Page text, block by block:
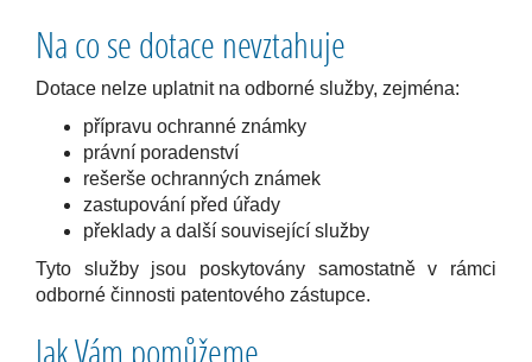
Na co se dotace nevztahuje
Dotace nelze uplatnit na odborné služby, zejména:
přípravu ochranné známky
právní poradenství
rešerše ochranných známek
zastupování před úřady
překlady a další související služby
Tyto služby jsou poskytovány samostatně v rámci
odborné činnosti patentového zástupce.
Jak Vám pomůžeme